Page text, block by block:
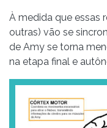
À medida que essas
outras) vão se
de Amy se torna
na etapa final e